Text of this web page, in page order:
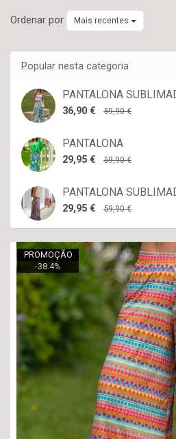
Pantalonas
Ordenar por Mais recentes
Popular nesta categoria
PANTALONA
36,90 € 59,90 €
PANTALONA
29,95 € 59,90 €
PANTALONA
29,95 € 59,90 €
PROMOÇÃO
-38.4%